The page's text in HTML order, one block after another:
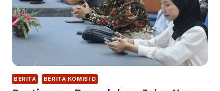
BERITA BERITA KOMISI D